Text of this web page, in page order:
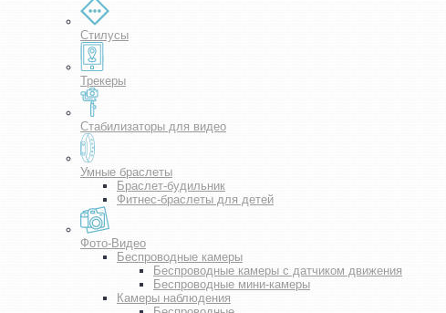
Стилусы
Трекеры
Стабилизаторы для видео
Умные браслеты
Браслет-будильник
Фитнес-браслеты для детей
Фото-Видео
Беспроводные камеры
Беспроводные камеры с датчиком движения
Беспроводные мини-камеры
Камеры наблюдения